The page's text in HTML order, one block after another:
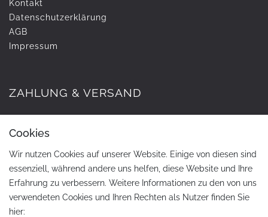
Kontakt
Daten­schutz­erklärung
AGB
Impressum
ZAHLUNG & VERSAND
Cookies
Wir nutzen Cookies auf unserer Website. Einige von diesen sind
essenziell, während andere uns helfen, diese Website und Ihre
Erfahrung zu verbessern. Weitere Informationen zu den von uns
verwendeten Cookies und Ihren Rechten als Nutzer finden Sie
hier: